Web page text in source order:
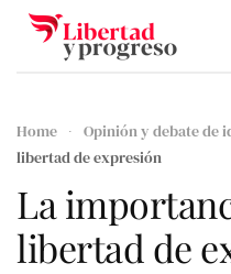
Skip to main content
Home Opinión y debate de
libertad de expresión
La
libertad de